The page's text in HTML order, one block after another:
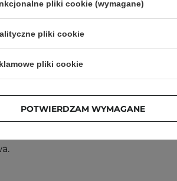
nałóż na oczyszczoną skórę
uczuleniową. Zajrzyj do naszego
się więcej.
pliki cookie (wymagane)
pliki cookie
pliki cookie
POTWIERDZAM WYMAGANE